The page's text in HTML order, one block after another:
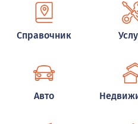
Справочник
Авто